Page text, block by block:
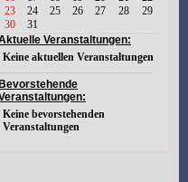
23
24 25 26 27 28
29
30
31
Veranstaltungen:
Keine aktuellen Veranstaltungen
Keine bevorstehenden
Veranstaltungen